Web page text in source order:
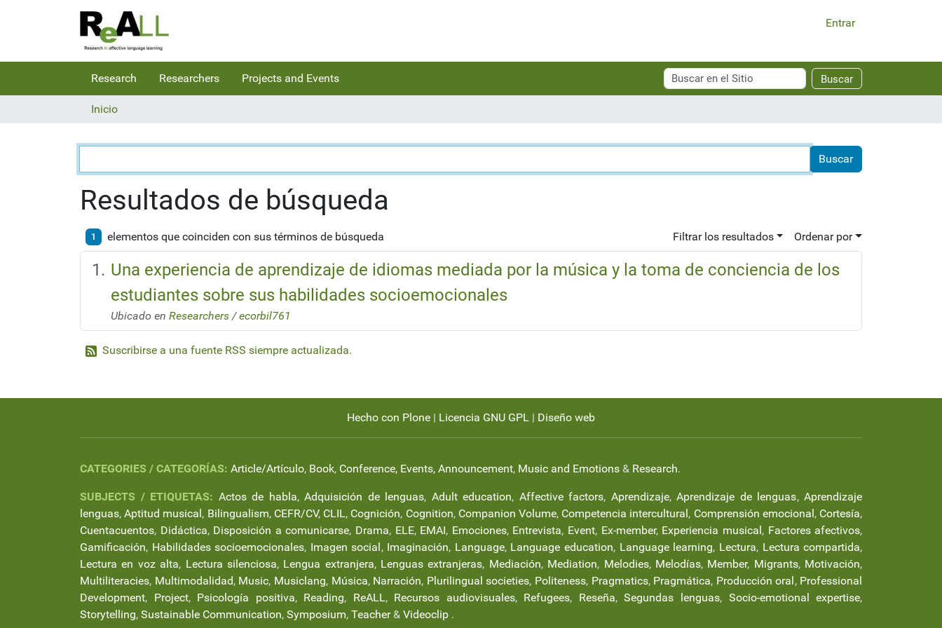
Entrar
Research Researchers Projects and Events Buscar Buscar
Búsqueda
Avanzada…
Inicio
Resultados de búsqueda
1 elementos que coinciden con sus términos de búsqueda Filtrar los resultados Ordenar por
Una experiencia de aprendizaje de idiomas mediada por la música y la toma de conciencia de los
estudiantes sobre sus habilidades socioemocionales
Ubicado en Researchers /ecorbil761
Suscribirse a una fuente RSS siempre actualizada.
Hecho con Plone | Licencia GNU GPL | Diseño web
CATEGORIES / CATEGORÍAS: Article/Artículo, Book, Conference, Events, Announcement, Music and Emotions & Research.
SUBJECTS / ETIQUETAS: Actos de habla,Adquisición de lenguas, Adult education, Affective factors, Aprendizaje,Aprendizaje de lenguas,Aprendizaje
lenguas,Aptitud musical, Bilingualism, CEFR/CV, CLIL, Cognición, Cognition, Companion Volume, Competencia intercultural, Comprensión emocional, Cortesía,
Cuentacuentos, Didáctica, Disposición a comunicarse, Drama, ELE, EMAI, Emociones, Entrevista, Event, Ex-member, Experiencia musical, Factores afectivos,
Gamificación, Habilidades socioemocionales, Imagen social, Imaginación, Language, Language education, Language learning, Lectura, Lectura compartida,
Lectura en voz alta, Lectura silenciosa, Lengua extranjera, Lenguas extranjeras, Mediación, Mediation, Melodies, Melodías, Member, Migrants, Motivación,
Multiliteracies, Multimodalidad, Music, Musiclang, Música, Narración, Plurilingual societies, Politeness, Pragmatics, Pragmática, Producción oral, Professional
Development, Project, Psicología positiva, Reading, ReALL, Recursos audiovisuales, Refugees, Reseña,Segundas lenguas, Socio-emotional expertise,
Storytelling, Sustainable Communication, Symposium, Teacher& Videoclip .